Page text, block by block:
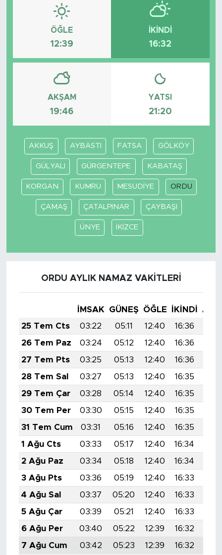
ÖĞLE
12:39
İKINDI
16:32
AKŞAM
19:46
YATSI
21:20
AKKUŞ AYBASTI FATSA GÖLKÖY
GÜLYALI GÜRGENTEPE KABATAŞ
KORGAN KUMRU MESUDİYE ORDU
ÇAMAŞ ÇATALPINAR ÇAYBAŞI
ÜNYE İKİZCE
ORDU AYLIK NAMAZ VAKITLERI
İMSAK GÜNEŞ ÖĞLE İKINDI
25 Tem Cts
03:22 05:11 12:40 16:36
26 Tem Paz
03:24 05:12 12:40 16:36
27 Tem Pts
03:25 05:13 12:40 16:36
28 Tem Sal
03:27 05:13 12:40 16:35
29 Tem Çar
03:28 05:14 12:40 16:35
30 Tem Per
03:30 05:15 12:40 16:35
31 Tem Cum
03:31 05:16 12:40 16:35
1 Ağu Cts
03:33 05:17 12:40 16:34
2 Ağu Paz
03:34 05:18 12:40 16:34
3 Ağu Pts
03:36 05:19 12:40 16:33
4 Ağu Sal
03:37 05:20 12:40 16:33
5 Ağu Çar
03:39 05:21 12:40 16:33
6 Ağu Per
03:40 05:22 12:39 16:32
7 Ağu Cum
03:42 05:23 12:39 16:32